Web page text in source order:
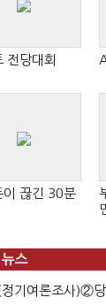
전당대회
이 끊긴 30분
스
정기여론조사)②당